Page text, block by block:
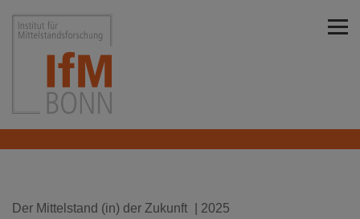
Institut für Mittelstandsforschung Bonn
Der Mittelstand (in) der Zukunft 20.01.2025
| 2025